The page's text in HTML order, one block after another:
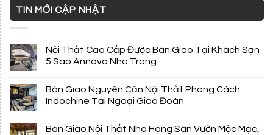
TIN MỚI CẬP NHẬT
Nội Thất Cao Cấp Được Bàn Giao Tại Khách Sạn
5 Sao Annova Nha Trang
Bàn Giao Nguyên Căn Nội Thất Phong Cách
Indochine Tại Ngoại Giao Đoàn
Bàn Giao Nội Thất Nhà Hàng Sân Vườn Mộc Mạc,